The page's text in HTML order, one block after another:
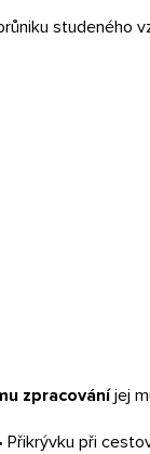
studeného
zpracování jej
při